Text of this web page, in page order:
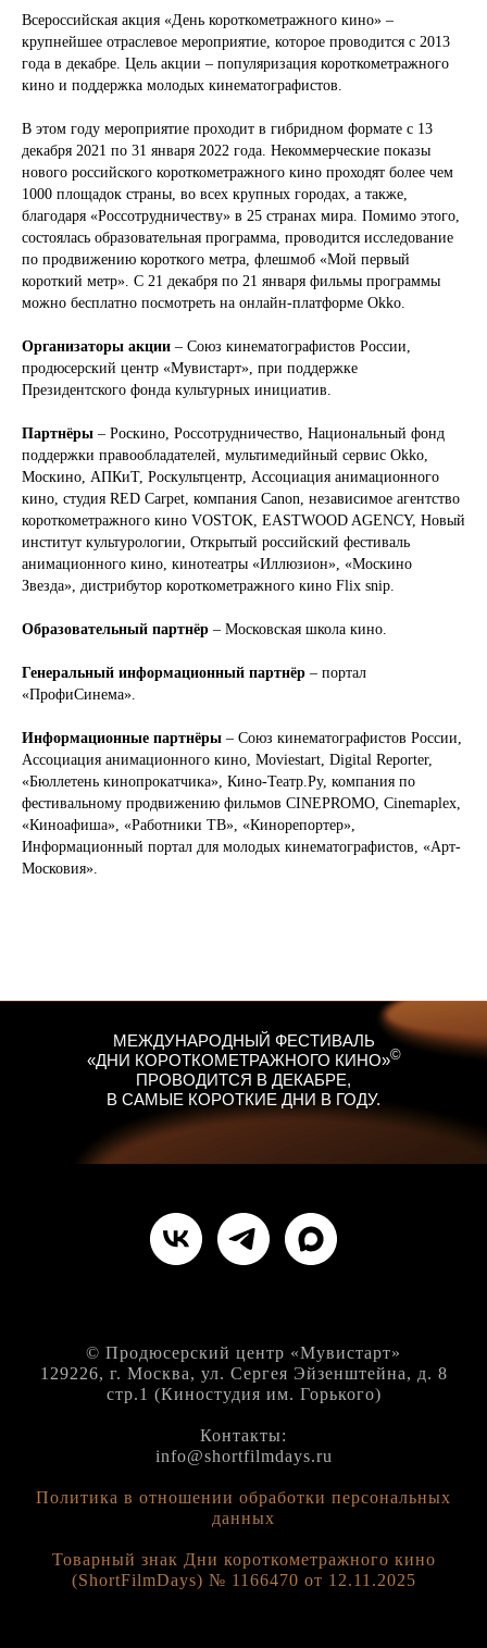
Всероссийская акция «День короткометражного кино» –
крупнейшее отраслевое мероприятие, которое проводится с 2013
года в декабре. Цель акции – популяризация короткометражного
кино и поддержка молодых кинематографистов.
В этом году мероприятие проходит в гибридном формате с 13
декабря 2021 по 31 января 2022 года. Некоммерческие показы
нового российского короткометражного кино проходят более чем
1000 площадок страны, во всех крупных городах, а также,
благодаря «Россотрудничеству» в 25 странах мира. Помимо этого,
состоялась образовательная программа, проводится исследование
по продвижению короткого метра, флешмоб «Мой первый
короткий метр». С 21 декабря по 21 января фильмы программы
можно бесплатно посмотреть на онлайн-платформе Okko.
Организаторы акции – Союз кинематографистов России,
продюсерский центр «Мувистарт», при поддержке
Президентского фонда культурных инициатив.
Партнёры – Роскино, Россотрудничество, Национальный фонд
поддержки правообладателей, мультимедийный сервис Okko,
Москино, АПКиТ, Роскультцентр, Ассоциация анимационного
кино, студия RED Carpet, компания Canon, независимое агентство
короткометражного кино VOSTOK, EASTWOOD AGENCY, Новый
институт культурологии, Открытый российский фестиваль
анимационного кино, кинотеатры «Иллюзион», «Москино
Звезда», дистрибутор короткометражного кино Flix snip.
Образовательный партнёр – Московская школа кино.
Генеральный информационный партнёр – портал
«ПрофиСинема».
Информационные партнёры – Союз кинематографистов России,
Ассоциация анимационного кино, Moviestart, Digital Reporter,
«Бюллетень кинопрокатчика», Кино-Театр.Ру, компания по
фестивальному продвижению фильмов CINEPROMO, Cinemaplex,
«Киноафиша», «Работники ТВ», «Кинорепортер»,
Информационный портал для молодых кинематографистов, «Арт-
Московия».
МЕЖДУНАРОДНЫЙ ФЕСТИВАЛЬ
«ДНИ КОРОТКОМЕТРАЖНОГО КИНО»©
ПРОВОДИТСЯ В ДЕКАБРЕ,
В САМЫЕ КОРОТКИЕ ДНИ В ГОДУ.
© Продюсерский центр «Мувистарт»
129226, г. Москва, ул. Сергея Эйзенштейна, д. 8
стр.1 (Киностудия им. Горького)
Контакты:
info@shortfilmdays.ru
Политика в отношении обработки персональных
данных
Товарный знак Дни короткометражного кино
(ShortFilmDays) № 1166470 от 12.11.2025